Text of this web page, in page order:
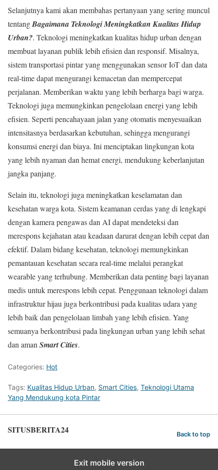
Selanjutnya kami akan membahas pertanyaan yang sering muncul
tentangBagaimana Teknologi Meningkatkan Kualitas Hidup
Urban?. Teknologi meningkatkan kualitas hidup urban dengan
membuat layanan publik lebih efisien dan responsif. Misalnya,
sistem transportasi pintar yang menggunakan sensor IoT dan data
real-time dapat mengurangi kemacetan dan mempercepat
perjalanan. Memberikan waktu yang lebih berharga bagi warga.
Teknologi juga memungkinkan pengelolaan energi yang lebih
efisien. Seperti pencahayaan jalan yang otomatis menyesuaikan
intensitasnya berdasarkan kebutuhan, sehingga mengurangi
konsumsi energi dan biaya. Ini menciptakan lingkungan kota
yang lebih nyaman dan hemat energi, mendukung keberlanjutan
jangka panjang.
Selain itu, teknologi juga meningkatkan keselamatan dan
kesehatan warga kota. Sistem keamanan cerdas yang di lengkapi
dengan kamera pengawas dan AI dapat mendeteksi dan
merespons kejahatan atau keadaan darurat dengan lebih cepat dan
efektif. Dalam bidang kesehatan, teknologi memungkinkan
pemantauan kesehatan secara real-time melalui perangkat
wearable yang terhubung. Memberikan data penting bagi layanan
medis untuk merespons lebih cepat. Penggunaan teknologi dalam
infrastruktur hijau juga berkontribusi pada kualitas udara yang
lebih baik dan pengelolaan limbah yang lebih efisien. Yang
semuanya berkontribusi pada lingkungan urban yang lebih sehat
dan aman Smart Cities.
Categories: Hot
Tags: Kualitas Hidup Urban, Smart Cities, Teknologi Utama
Yang Mendukung kota Pintar
SITUSBERITA24 Back to top
Exit mobile version